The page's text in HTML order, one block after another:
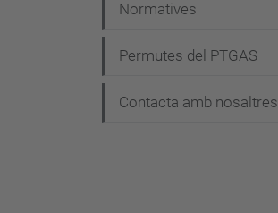
Normatives
Permutes del PTGAS
Contacta amb nosaltres